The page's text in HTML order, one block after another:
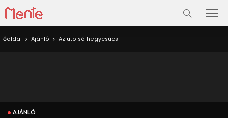
Főoldal Ajánló Az utolsó hegycsúcs
AJÁNLÓ